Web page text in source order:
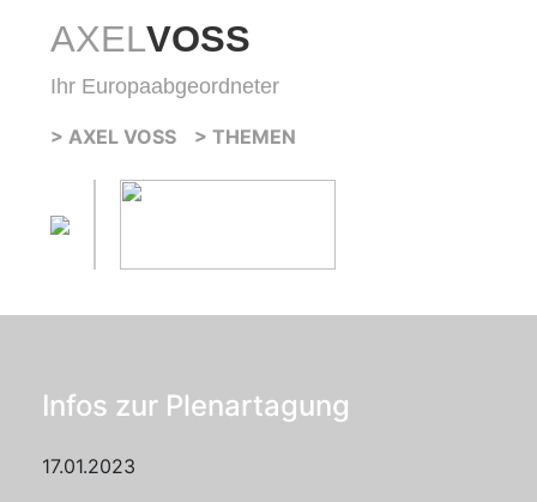
AXELVOSS
Ihr Europaabgeordneter
> AXEL VOSS > THEMEN
Infos zur Plenartagung
17.01.2023